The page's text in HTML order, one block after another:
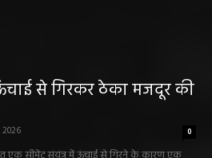
से गिरकर ठेका मजदूर की
2026 0